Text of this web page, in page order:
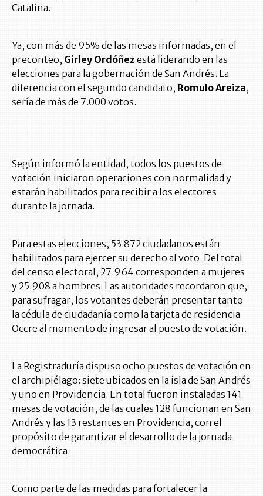
Catalina.
Ya, con más de 95% de las mesas informadas, en el
preconteo, Girley Ordóñezestá liderando en las
elecciones para la gobernación de San Andrés. La
diferencia con el segundo candidato, Romulo Areiza,
sería de más de 7.000 votos.
Según informó la entidad, todos los puestos de
votación iniciaron operaciones con normalidad y
estarán habilitados para recibir a los electores
durante la jornada.
Para estas elecciones, 53.872 ciudadanos están
habilitados para ejercer su derecho al voto. Del total
del censo electoral, 27.964 corresponden a mujeres
y 25.908 a hombres. Las autoridades recordaron que,
para sufragar, los votantes deberán presentar tanto
la cédula de ciudadanía como la tarjeta de residencia
Occre al momento de ingresar al puesto de votación.
La Registraduría dispuso ocho puestos de votación en
el archipiélago: siete ubicados en la isla de San Andrés
y uno en Providencia. En total fueron instaladas 141
mesas de votación, de las cuales 128 funcionan en San
Andrés y las 13 restantes en Providencia, con el
propósito de garantizar el desarrollo de la jornada
democrática.
Como parte de las medidas para fortalecer la